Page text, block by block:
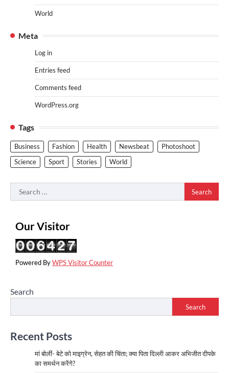
World
Meta
Log in
Entries feed
Comments feed
WordPress.org
Tags
Business Fashion Health Newsbeat
Photoshoot
Science
Sport Stories World
Search
for:
Our Visitor
Powered ByWPS Visitor Counter
Search
Search
Recent Posts
मां बोलीं- बेटे को माइग्रेन, सेहत की चिंता; क्या पिता दिल्ली आकर अभिजीत दीपके
का समर्थन करेंगे?